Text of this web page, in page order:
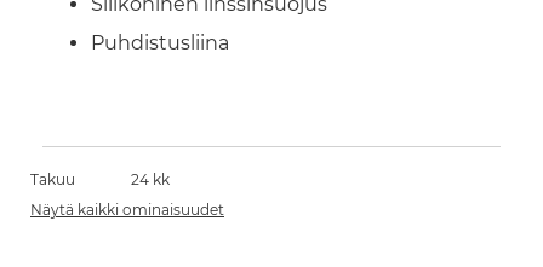
Puhdistusliina
Takuu
24 kk
Näytä kaikki ominaisuudet